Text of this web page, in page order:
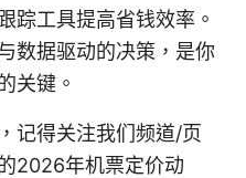
踪工具提高省钱效率。
数据驱动的决策，是你
关键。
记得关注我们频道/页
2026年机票定价动